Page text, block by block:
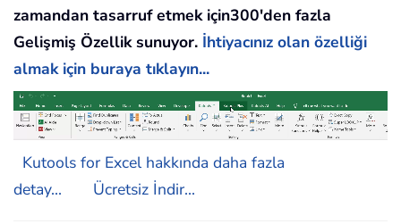
zamandan tasarruf etmek için300'den fazla
Gelişmiş Özellik sunuyor. İhtiyacınız olan özelliği
almak için buraya tıklayın...
Kutools for Excel hakkında daha fazla
detay...
Ücretsiz İndir...